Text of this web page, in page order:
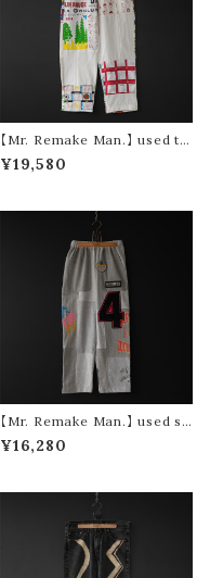
【Mr. Remake Man.】 used ta
pestry remake pants ③ (siz
e M)
¥19,580
【Mr. Remake Man.】 used s
weat remake pants (gray si
ze M)
¥16,280